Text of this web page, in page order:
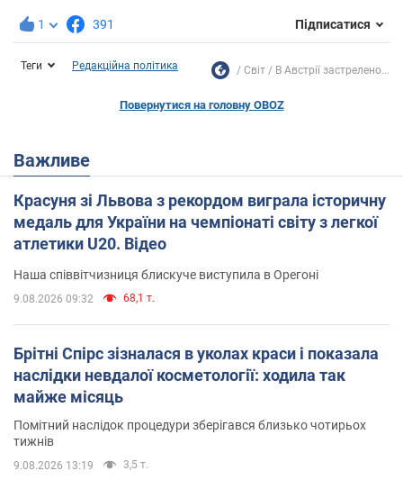
1 391 Підписатися
Теги Редакційна політика Світ В Австрії застрелено...
Повернутися на головну OBOZ
Важливе
Красуня зі Львова з рекордом виграла історичну
медаль для України на чемпіонаті світу з легкої
атлетики U20. Відео
Наша співвітчизниця блискуче виступила в Орегоні
9.08.2026 09:32 68,1 т.
Брітні Спірс зізналася в уколах краси і показала
наслідки невдалої косметології: ходила так
майже місяць
Помітний наслідок процедури зберігався близько чотирьох
тижнів
9.08.2026 13:19 3,5 т.